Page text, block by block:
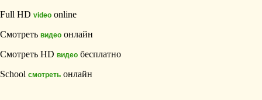
Full HD video online
Смотреть видео онлайн
Смотреть HD видео бесплатно
School смотреть онлайн